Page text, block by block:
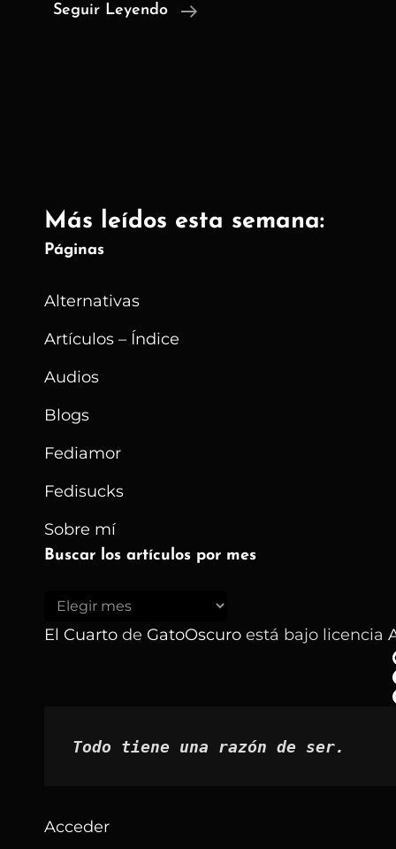
Seguir Leyendo
¿Cómo
Más leídos esta semana:
Páginas
Alternativas
Artículos – Índice
Audios
Blogs
Fediamor
Fedisucks
Sobre mí
Buscar los artículos por mes
Buscar
los
El Cuarto de GatoOscuro está bajo licencia
Todo tiene una razón de ser.
Acceder